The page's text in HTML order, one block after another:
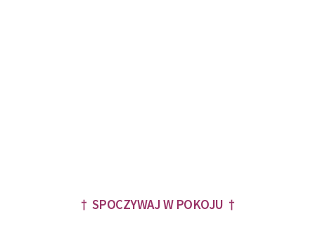
† SPOCZYWAJ W POKOJU †